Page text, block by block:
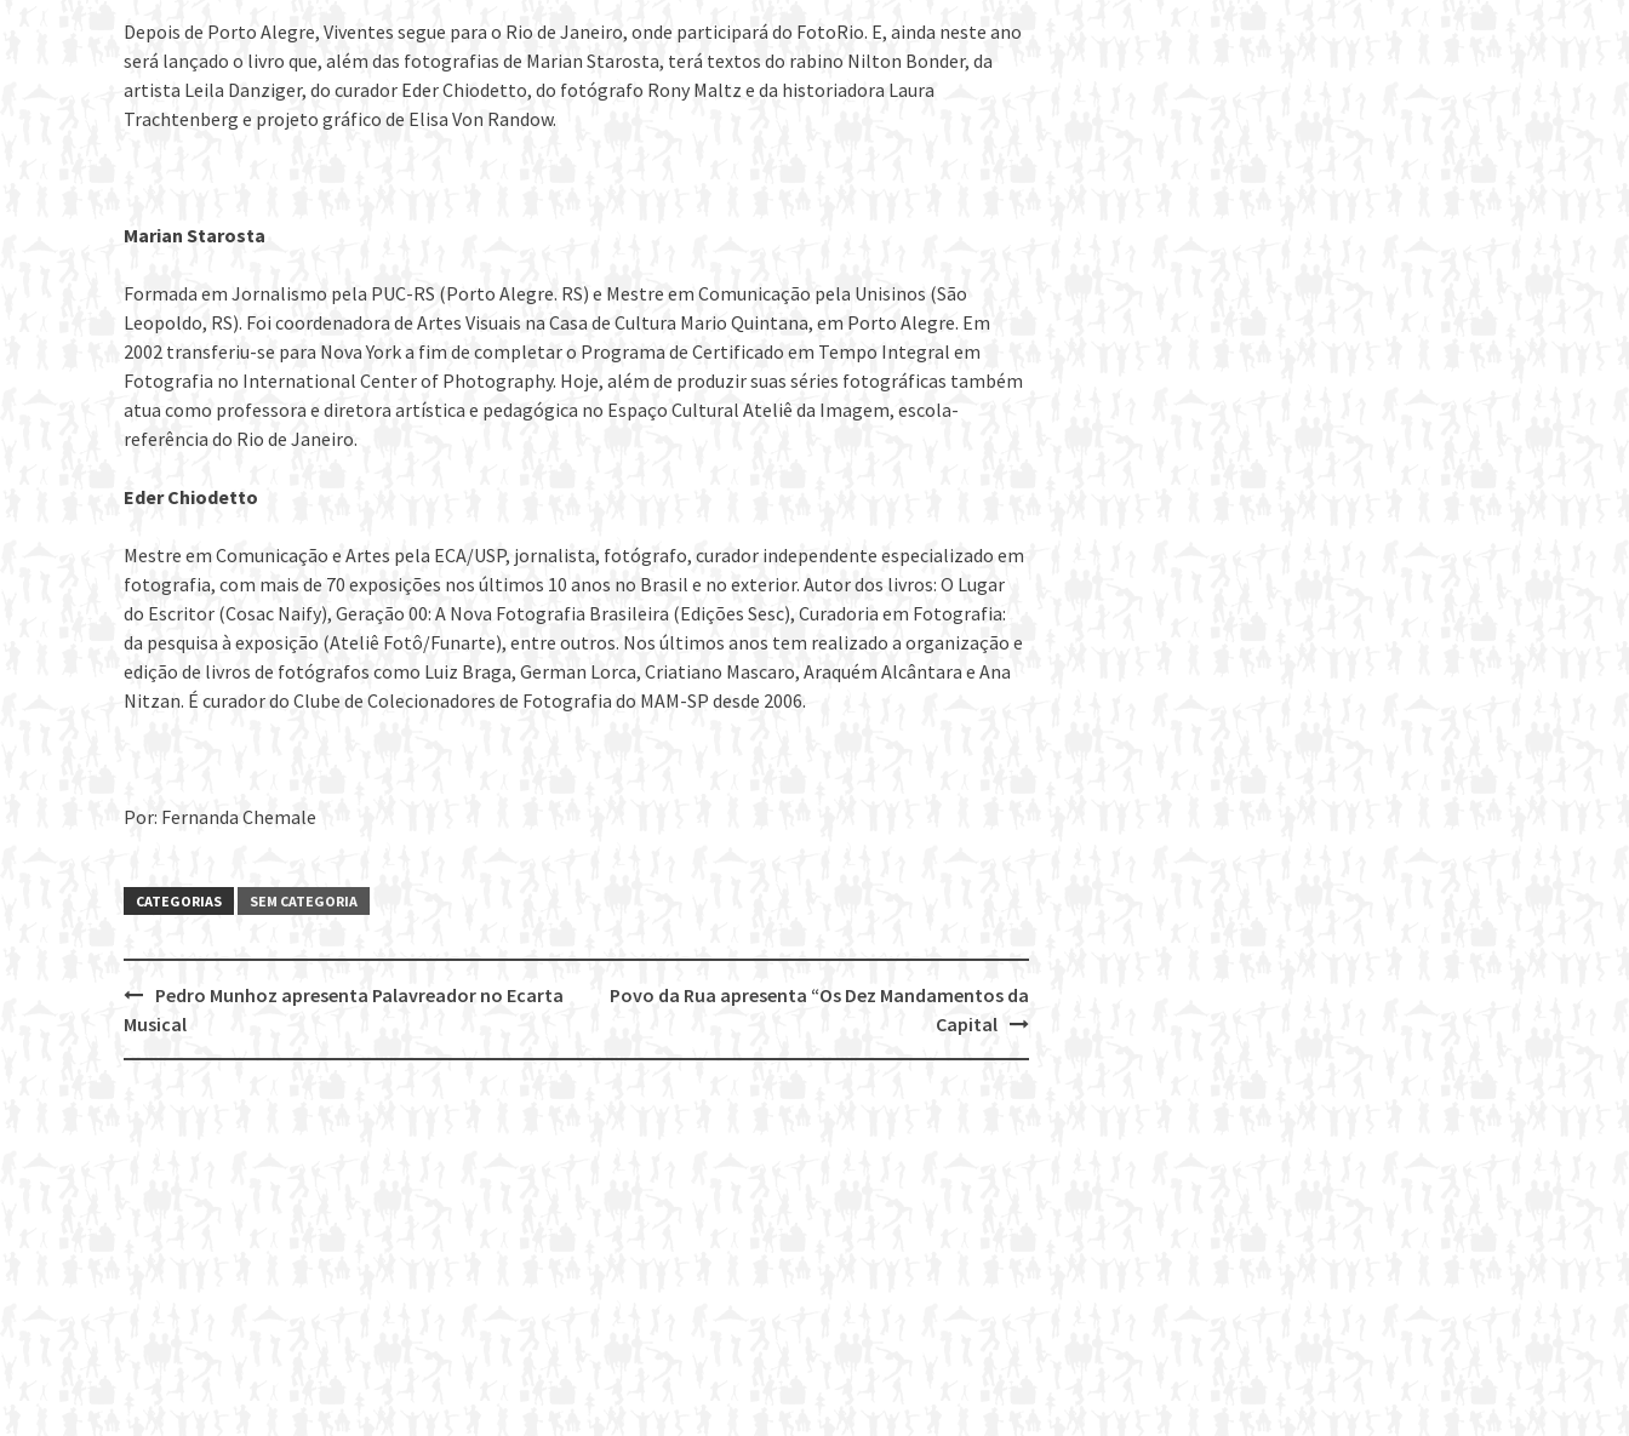
Depois de Porto Alegre, Viventes segue para o Rio de Janeiro, onde participará do FotoRio. E, ainda neste ano
será lançado o livro que, além das fotografias de Marian Starosta, terá textos do rabino Nilton Bonder, da
artista Leila Danziger, do curador Eder Chiodetto, do fotógrafo Rony Maltz e da historiadora Laura
Trachtenberg e projeto gráfico de Elisa Von Randow.
Marian Starosta
Formada em Jornalismo pela PUC-RS (Porto Alegre. RS) e Mestre em Comunicação pela Unisinos (São
Leopoldo, RS). Foi coordenadora de Artes Visuais na Casa de Cultura Mario Quintana, em Porto Alegre. Em
2002 transferiu-se para Nova York a fim de completar o Programa de Certificado em Tempo Integral em
Fotografia no International Center of Photography. Hoje, além de produzir suas séries fotográficas também
atua como professora e diretora artística e pedagógica no Espaço Cultural Ateliê da Imagem, escola-
referência do Rio de Janeiro.
Eder Chiodetto
Mestre em Comunicação e Artes pela ECA/USP, jornalista, fotógrafo, curador independente especializado em
fotografia, com mais de 70 exposições nos últimos 10 anos no Brasil e no exterior. Autor dos livros: O Lugar
do Escritor (Cosac Naify), Geração 00: A Nova Fotografia Brasileira (Edições Sesc), Curadoria em Fotografia:
da pesquisa à exposição (Ateliê Fotô/Funarte), entre outros. Nos últimos anos tem realizado a organização e
edição de livros de fotógrafos como Luiz Braga, German Lorca, Criatiano Mascaro, Araquém Alcântara e Ana
Nitzan. É curador do Clube de Colecionadores de Fotografia do MAM-SP desde 2006.
Por: Fernanda Chemale
CATEGORIAS SEM CATEGORIA
Post
navigation
Povo da Rua apresenta “Os Dez Mandamentos da
Capital
Pedro Munhoz apresenta Palavreador no Ecarta
Musical